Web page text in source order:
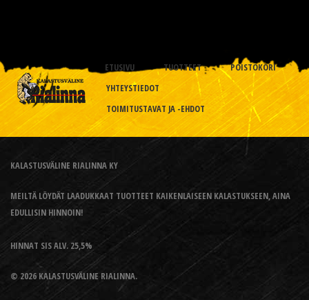
ETUSIVU TUOTTEET
POISTOKORI
YHTEYSTIEDOT
TOIMITUSTAVAT JA -EHDOT
KALASTUSVÄLINE RIALINNA KY
MEILTÄ LÖYDÄT LAADUKKAAT TUOTTEET KAIKENLAISEEN KALASTUKSEEN, AINA
EDULLISIN HINNOIN!
HINNAT SIS ALV. 25,5%
© 2026 KALASTUSVÄLINE RIALINNA.